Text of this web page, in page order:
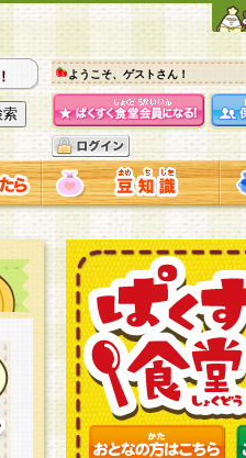
ようこそ、ゲストさん！